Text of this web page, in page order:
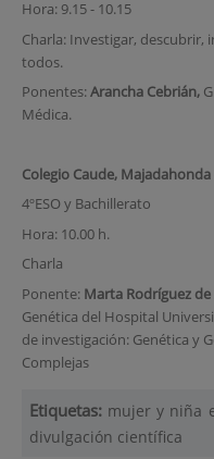
Hora: 9.15 - 10.15
Charla: Investigar, descubrir,
todos.
Ponentes:Arancha Cebrián,
Médica.
Colegio Caude,
4ºESO y Bachillerato
Hora: 10.00 h.
Charla
Ponente: Marta Rodríguez de
Genética del Hospital
de investigación: Genética y
Complejas
Etiquetas: mujer y niña
divulgación científica